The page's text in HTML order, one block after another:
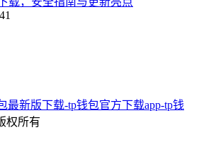
最新版下载-tp钱包官方下载app-tp钱
权所有